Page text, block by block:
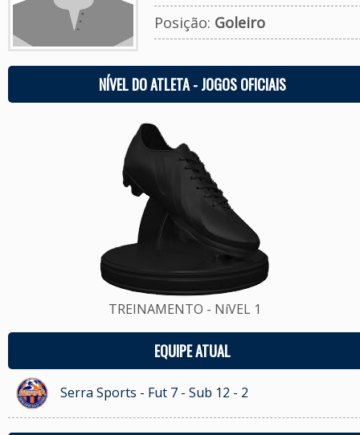
Posição: Goleiro
NÍVEL DO ATLETA - JOGOS OFICIAIS
TREINAMENTO - NíVEL 1
EQUIPE ATUAL
Serra Sports - Fut 7 - Sub 12 - 2